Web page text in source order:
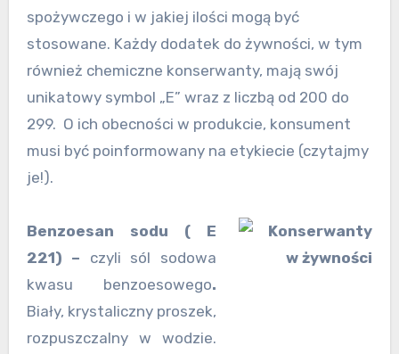
spożywczego i w jakiej ilości mogą być
stosowane. Każdy dodatek do żywności, w tym
również chemiczne konserwanty, mają swój
unikatowy symbol „E” wraz z liczbą od 200 do
299. O ich obecności w produkcie, konsument
musi być poinformowany na etykiecie (czytajmy
je!).
Benzoesan sodu ( E
221) – czyli sól sodowa
kwasu benzoesowego.
Biały, krystaliczny proszek,
rozpuszczalny w wodzie.